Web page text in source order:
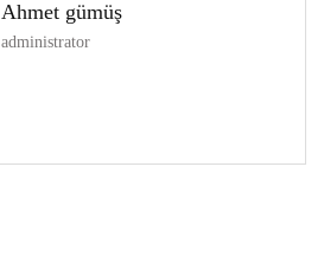
Ahmet gümüş
administrator